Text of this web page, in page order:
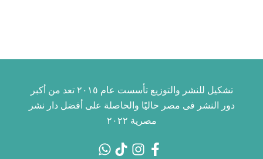
تشكيل للنشر والتوزيع تأسست عام ٢٠١٥ تعد من أكبر
دور النشر فى مصر حاليًا والحاصلة على أفضل دار نشر
مصرية ٢٠٢٢